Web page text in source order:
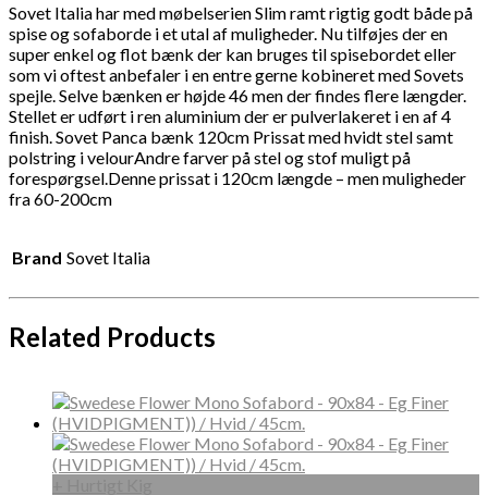
Sovet Italia har med møbelserien Slim ramt rigtig godt både på
spise og sofaborde i et utal af muligheder. Nu tilføjes der en
super enkel og flot bænk der kan bruges til spisebordet eller
som vi oftest anbefaler i en entre gerne kobineret med Sovets
spejle. Selve bænken er højde 46 men der findes flere længder.
Stellet er udført i ren aluminium der er pulverlakeret i en af 4
finish. Sovet Panca bænk 120cm Prissat med hvidt stel samt
polstring i velourAndre farver på stel og stof muligt på
forespørgsel.Denne prissat i 120cm længde – men muligheder
fra 60-200cm
Brand Sovet Italia
Related Products